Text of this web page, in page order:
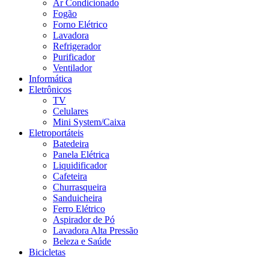
Ar Condicionado
Fogão
Forno Elétrico
Lavadora
Refrigerador
Purificador
Ventilador
Informática
Eletrônicos
TV
Celulares
Mini System/Caixa
Eletroportáteis
Batedeira
Panela Elétrica
Liquidificador
Cafeteira
Churrasqueira
Sanduicheira
Ferro Elétrico
Aspirador de Pó
Lavadora Alta Pressão
Beleza e Saúde
Bicicletas